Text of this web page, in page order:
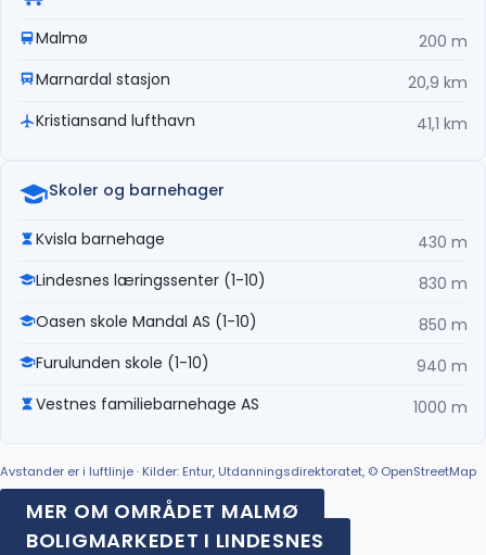
Malmø
200 m
Marnardal stasjon
20,9 km
Kristiansand lufthavn
41,1 km
Skoler og barnehager
Kvisla barnehage
430 m
Lindesnes læringssenter (1-10)
830 m
Oasen skole Mandal AS (1-10)
850 m
Furulunden skole (1-10)
940 m
Vestnes familiebarnehage AS
1000 m
Avstander er i luftlinje · Kilder: Entur, Utdanningsdirektoratet, © OpenStreetMap
MER OM OMRÅDET MALMØ
BOLIGMARKEDET I LINDESNES